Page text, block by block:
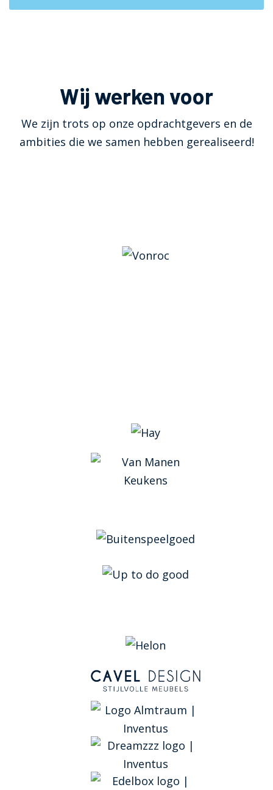
Wij werken voor
We zijn trots op onze opdrachtgevers en de
ambities die we samen hebben gerealiseerd!